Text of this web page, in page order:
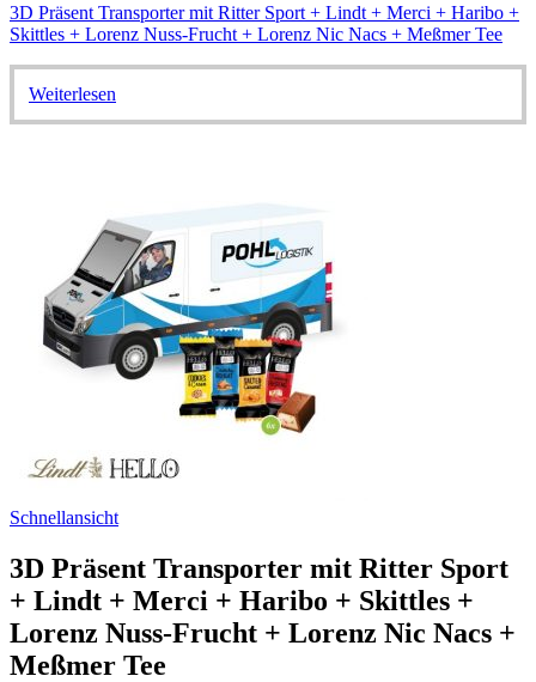
3D Präsent Transporter mit Ritter Sport + Lindt + Merci + Haribo +
Skittles + Lorenz Nuss-Frucht + Lorenz Nic Nacs + Meßmer Tee
Weiterlesen
Schnellansicht
3D Präsent Transporter mit Ritter Sport
+ Lindt + Merci + Haribo + Skittles +
Lorenz Nuss-Frucht + Lorenz Nic Nacs +
Meßmer Tee